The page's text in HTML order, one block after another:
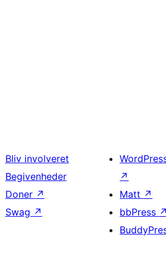
Bliv involveret
Begivenheder
Doner ↗
Swag ↗
↗
Matt ↗
bbPress ↗